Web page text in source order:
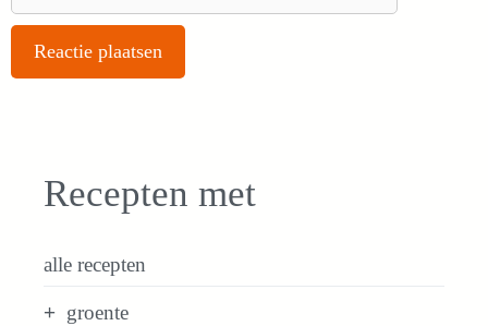
Recepten met
alle recepten
groente